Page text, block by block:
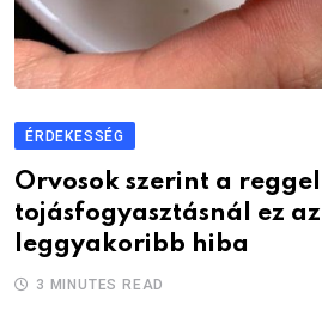
ÉRDEKESSÉG
Orvosok szerint a
tojásfogyasztásnál ez
leggyakoribb hiba
3 MINUTES READ